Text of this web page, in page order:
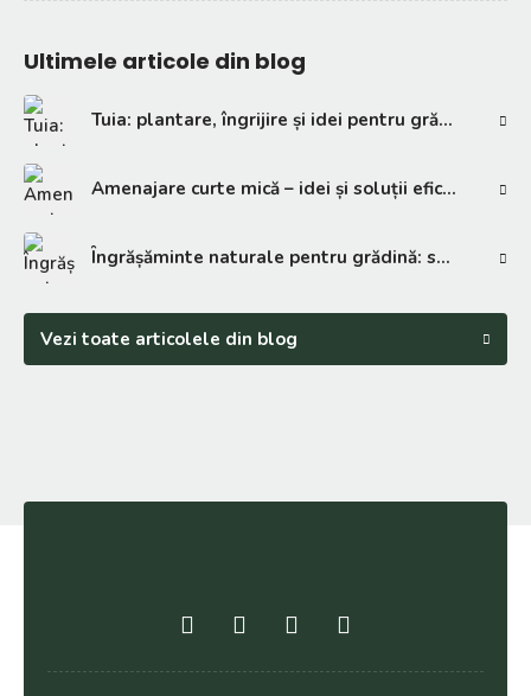
Ultimele articole din blog
Tuia: plantare, îngrijire și idei pentru grădină
Amenajare curte mică – idei și soluții eficiente
Îngrășăminte naturale pentru grădină: soluții eficiente
Vezi toate articolele din blog